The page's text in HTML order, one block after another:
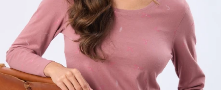
Trabaja con nosotros
Contacto